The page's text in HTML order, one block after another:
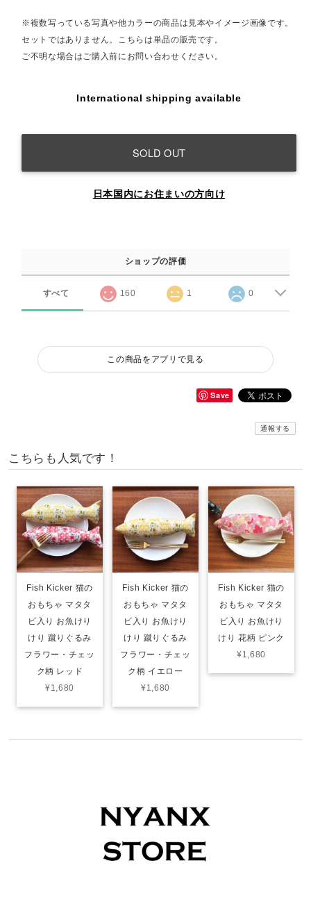
※複数写っている写真や他カラーの商品は見本やイメージ画像です。
セットではありません。こちらは単品の販売です。
ご不明な場合はご購入前にお問い合わせください。
International shipping available
SOLD OUT
日本国内にお住まいの方向け
ショップの評価
すべて 160 1 0
この商品をアプリで見る
Save
通報する
こちらも人気です！
Fish Kicker 猫の
おもちゃ マタタ
ビ入り お魚けり
けり 蹴りぐるみ
フラワー・チェッ
ク柄 レッド
¥1,680
Fish Kicker 猫の
おもちゃ マタタ
ビ入り お魚けり
けり 蹴りぐるみ
フラワー・チェッ
ク柄 イエロー
¥1,680
Fish Kicker 猫の
おもちゃ マタタ
ビ入り お魚けり
けり 花柄 ピンク
¥1,680